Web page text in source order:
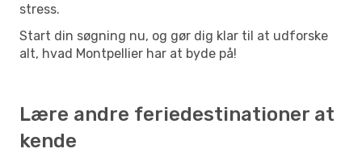
stress.
Start din søgning nu, og gør dig klar til at udforske
alt, hvad Montpellier har at byde på!
Lære andre feriedestinationer at
kende